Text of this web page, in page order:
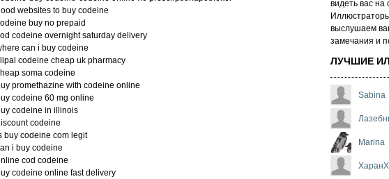
websites to buy codeine
buy no prepaid
codeine overnight saturday delivery
can i buy codeine
codeine cheap uk pharmacy
soma codeine
promethazine with codeine online
codeine 60 mg online
codeine in illinois
codeine
buy codeine com legit
i buy codeine
cod codeine
codeine online fast delivery
ви­деть вас на
выс­лу­ша­ем
за­ме­ча­ни­я и
ЛУЧШИЕ
Sabina
Marina